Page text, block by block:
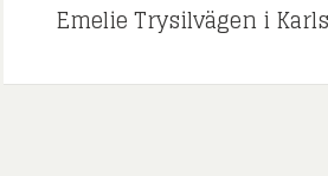
Emelie Trysilvägen i